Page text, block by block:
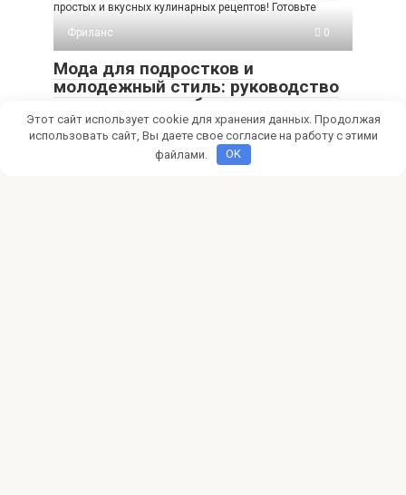
простых и вкусных кулинарных рецептов! Готовьте
Фриланс
0
Мода для подростков и
молодежный стиль: руководство
по монетизации блога
Мечтаешь о модном блоге и доходе? Узнай, как создать
успешный fashion-блог для подростков, привлечь
Этот сайт использует cookie для хранения данных. Продолжая
использовать сайт, Вы даете свое согласие на работу с этими
файлами.
OK